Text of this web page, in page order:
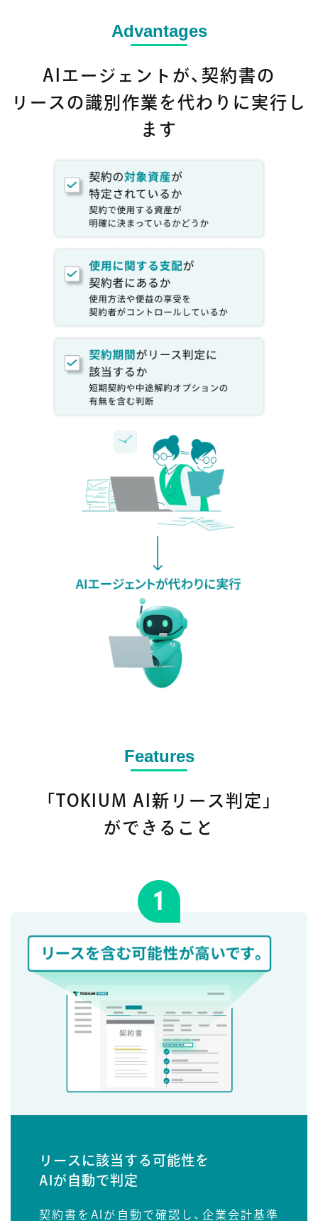
Advantages
AIエージェントが、契約書の
リースの識別作業を代わりに実行し
ます
Features
「TOKIUM AI新リース判定」
ができること
リースに該当する可能性を
AIが自動で判定
契約書をAIが自動で確認し、企業会計基準